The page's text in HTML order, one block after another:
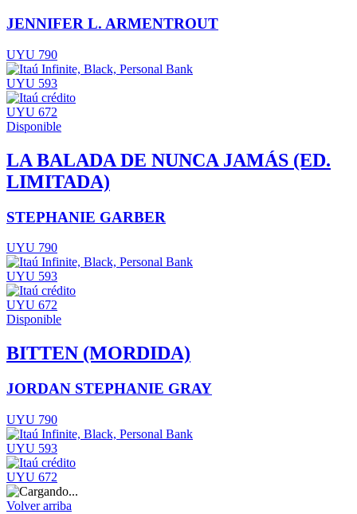
JENNIFER L. ARMENTROUT
UYU 790
UYU 593
UYU 672
Disponible
LA BALADA DE NUNCA JAMÁS (ED.
LIMITADA)
STEPHANIE GARBER
UYU 790
UYU 593
UYU 672
Disponible
BITTEN (MORDIDA)
JORDAN STEPHANIE GRAY
UYU 790
UYU 593
UYU 672
Volver arriba